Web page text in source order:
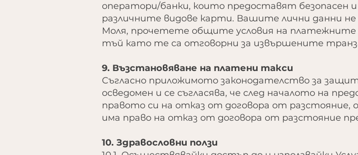
оператори/банки, които предоставят безопасен и
различните видове карти. Вашите лични данни не
Моля, прочетете общите условия на платежните
тъй като те са отговорни за извършените
9. Възстановяване на платени такси
Съгласно приложимото законодателство за
осведомен и се съгласява, че след началото на
правото си на отказ от договора от
има право на отказ от договора от разстояние
10. Здравословни ползи